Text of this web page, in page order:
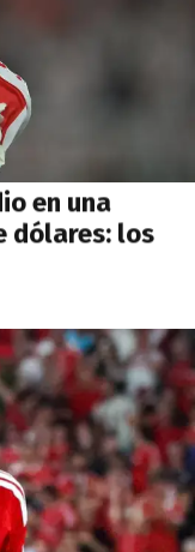
en una
dólares: los